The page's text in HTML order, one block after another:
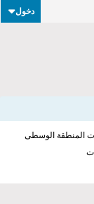
دخول
المنطقة الوسطى